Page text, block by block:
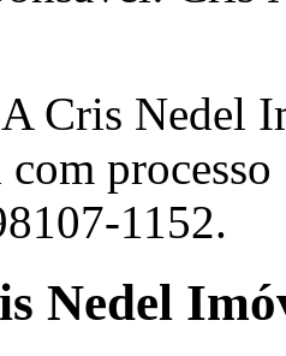
Cris Nedel
1152.
Nedel